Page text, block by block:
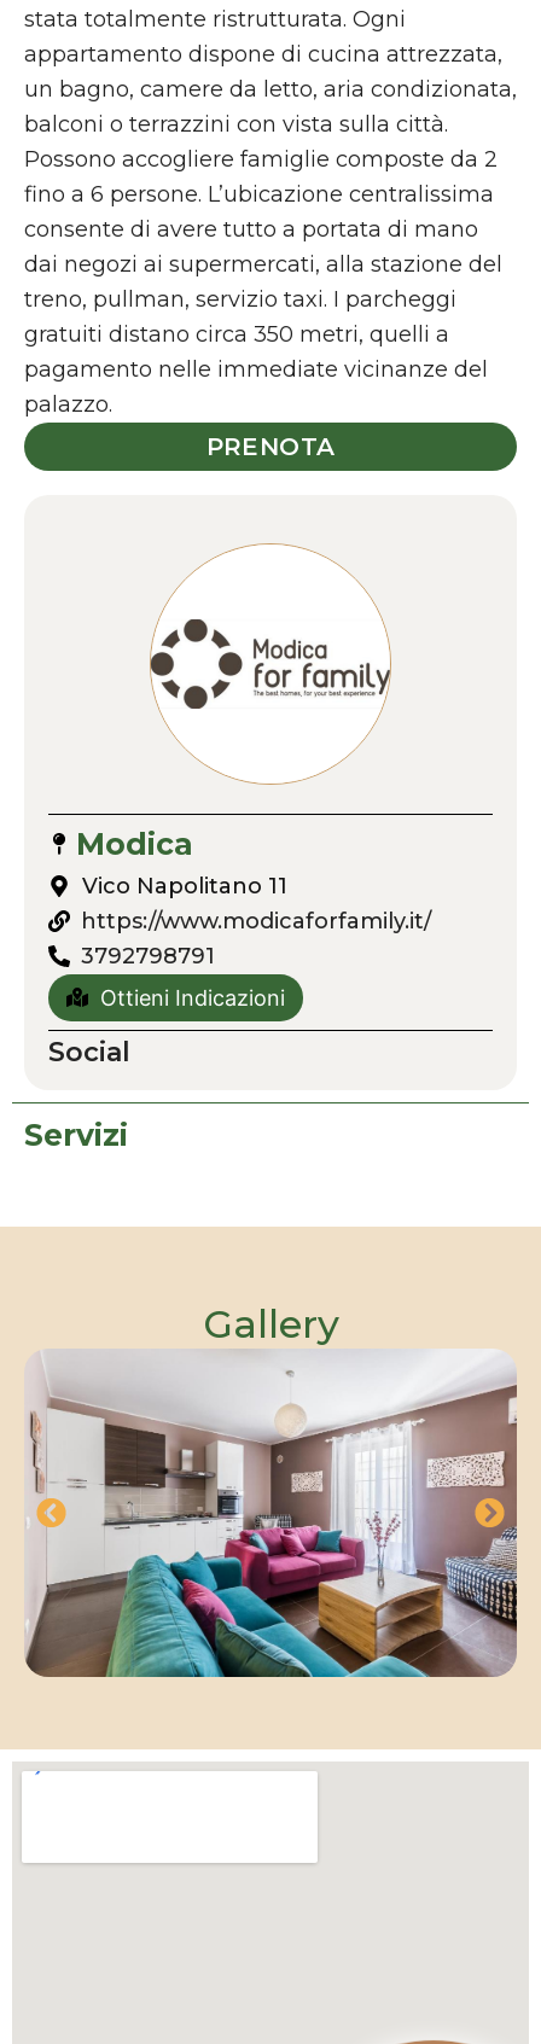
stata totalmente ristrutturata. Ogni
appartamento dispone di cucina attrezzata,
un bagno, camere da letto, aria condizionata,
balconi o terrazzini con vista sulla città.
Possono accogliere famiglie composte da 2
fino a 6 persone. L’ubicazione centralissima
consente di avere tutto a portata di mano
dai negozi ai supermercati, alla stazione del
treno, pullman, servizio taxi. I parcheggi
gratuiti distano circa 350 metri, quelli a
pagamento nelle immediate vicinanze del
palazzo.
PRENOTA
Modica
Vico Napolitano 11
https://www.modicaforfamily.it/
3792798791
Ottieni Indicazioni
Social
Servizi
Gallery